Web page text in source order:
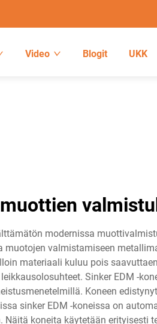
Video Blogit UKK
modernissa
valmistamiseen
materiaali kuluu pois
Sinker EDM -
Koneen
sinker EDM -koneissa on
koneita käytetään erityisesti